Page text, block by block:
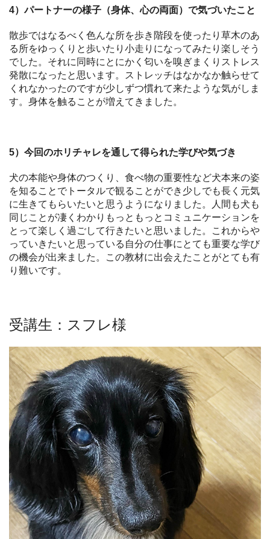
4）パートナーの様子（身体、心の両面）で気づいたこと
散歩ではなるべく色んな所を歩き階段を使ったり草木のあ
る所をゆっくりと歩いたり小走りになってみたり楽しそう
でした。それに同時にとにかく匂いを嗅ぎまくりストレス
発散になったと思います。ストレッチはなかなか触らせて
くれなかったのですが少しずつ慣れて来たような気がしま
す。身体を触ることが増えてきました。
5）今回のホリチャレを通して得られた学びや気づき
犬の本能や身体のつくり、食べ物の重要性など犬本来の姿
を知ることでトータルで観ることができ少しでも長く元気
に生きてもらいたいと思うようになりました。人間も犬も
同じことが凄くわかりもっともっとコミュニケーションを
とって楽しく過ごして行きたいと思いました。これからや
っていきたいと思っている自分の仕事にとても重要な学び
の機会が出来ました。この教材に出会えたことがとても有
り難いです。
受講生：スフレ様